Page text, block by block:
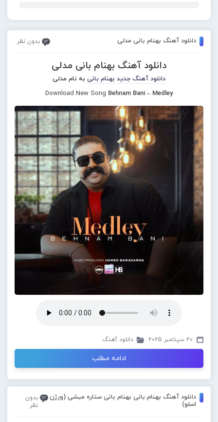
دانلود آهنگ بهنام بانی مدلی بدون نظر
دانلود آهنگ بهنام بانی مدلی
دانلود آهنگ جدید بهنام بانی به نام مدلی
Download New Song Behnam Bani – Medley
20 سپتامبر 2025 دانلود آهنگ
ادامه مطلب
دانلود آهنگ بهنام بانی بهنام بانی ستاره میشی (ورژن
اسلو)
بدون
نظر